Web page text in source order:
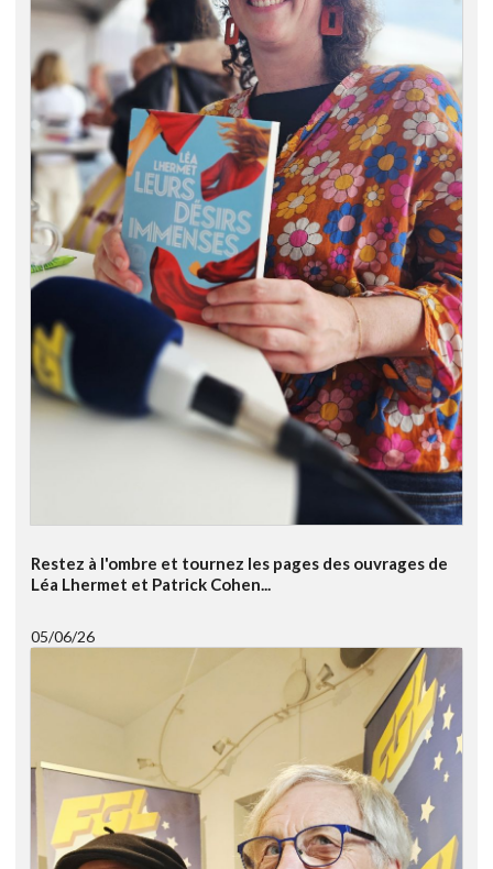
Restez à l'ombre et tournez les pages des ouvrages de
Léa Lhermet et Patrick Cohen...
05/06/26